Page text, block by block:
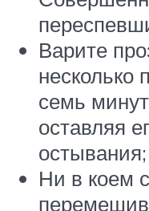
Варите
несколько
семь
оставляя
остывания;
Ни в коем